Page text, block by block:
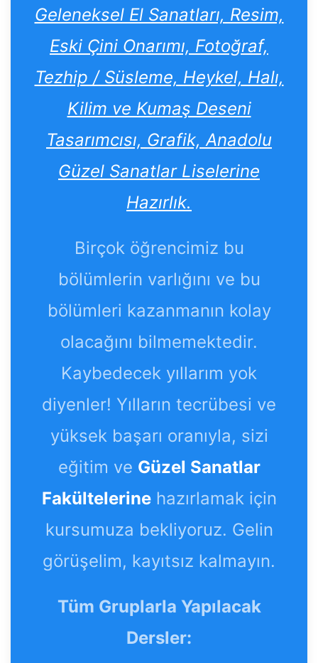
Geleneksel El Sanatları, Resim,
Eski Çini Onarımı, Fotoğraf,
Tezhip / Süsleme, Heykel, Halı,
Kilim ve Kumaş Deseni
Tasarımcısı, Grafik, Anadolu
Güzel Sanatlar Liselerine
Hazırlık.
Birçok öğrencimiz bu
bölümlerin varlığını ve bu
bölümleri kazanmanın kolay
olacağını bilmemektedir.
Kaybedecek yıllarım yok
diyenler! Yılların tecrübesi ve
yüksek başarı oranıyla, sizi
eğitim ve Güzel Sanatlar
Fakültelerinehazırlamak için
kursumuza bekliyoruz. Gelin
görüşelim, kayıtsız kalmayın.
Tüm Gruplarla Yapılacak
Dersler: